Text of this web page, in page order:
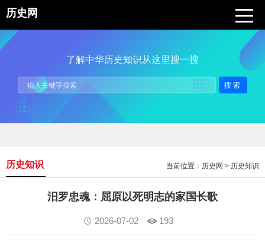
历史网
了解中华历史知识从这里搜一搜
搜索
当前位置： 历史网 > 历史知识
历史知识
汨罗忠魂：屈原以死明志的家国长歌
2026-07-02 193